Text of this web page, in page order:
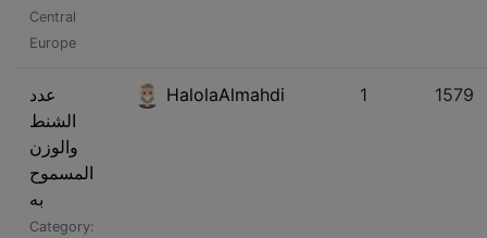
Central
Europe
عدد
الشنط
والوزن
المسموح
به
Category:
HalolaAlmahdi 1 1579